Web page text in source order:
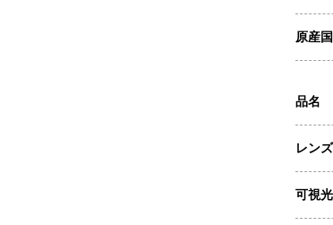
原産国
品名
レン
可視